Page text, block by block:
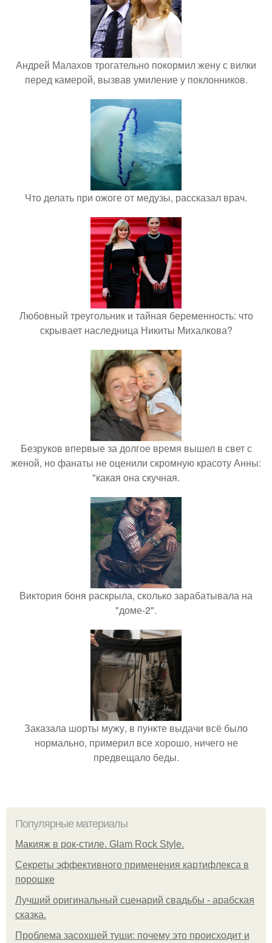
Андрей Малахов трогательно покормил жену с вилки
перед камерой, вызвав умиление у поклонников.
Что делать при ожоге от медузы, рассказал врач.
Любовный треугольник и тайная беременность: что
скрывает наследница Никиты Михалкова?
Безруков впервые за долгое время вышел в свет с
женой, но фанаты не оценили скромную красоту Анны:
"какая она скучная.
Виктория боня раскрыла, сколько зарабатывала на
"доме-2".
Заказала шорты мужу, в пункте выдачи всё было
нормально, примерил все хорошо, ничего не
предвещало беды.
Популярные материалы
Макияж в рок-стиле. Glam Rock Style.
Секреты эффективного применения картифлекса в
порошке
Лучший оригинальный сценарий свадьбы - арабская
сказка.
Проблема засохшей туши: почему это происходит и